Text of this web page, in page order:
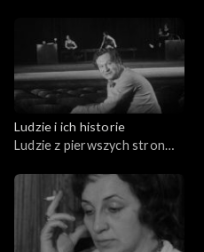
Ludzie i ich historie
Ludzie z pierwszych stron